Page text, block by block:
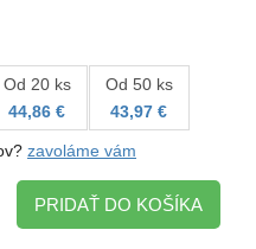
Od 20 ks
44,86 €
Od 50 ks
43,97 €
zavoláme vám
PRIDAŤ DO KOŠÍKA